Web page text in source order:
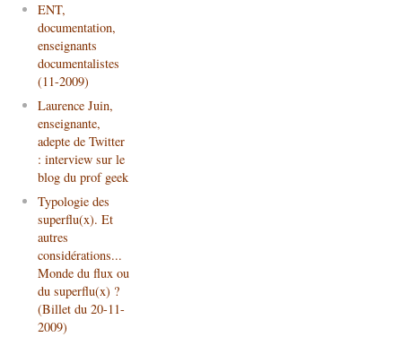
ENT,
documentation,
enseignants
documentalistes
(11-2009)
Laurence Juin,
enseignante,
adepte de Twitter
: interview sur le
blog du prof geek
Typologie des
superflu(x). Et
autres
considérations...
Monde du flux ou
du superflu(x) ?
(Billet du 20-11-
2009)